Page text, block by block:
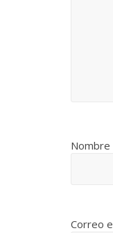
Nombre
Correo